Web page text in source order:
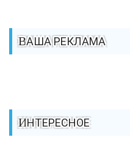
ВАША РЕКЛАМА
ИНТЕРЕСНОЕ